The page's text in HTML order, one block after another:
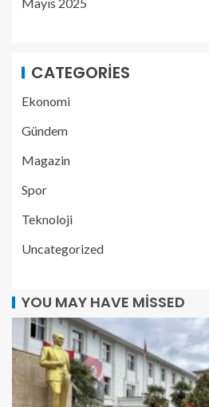
CATEGORIES
Ekonomi
Gündem
Magazin
Spor
Teknoloji
Uncategorized
YOU MAY HAVE MISSED